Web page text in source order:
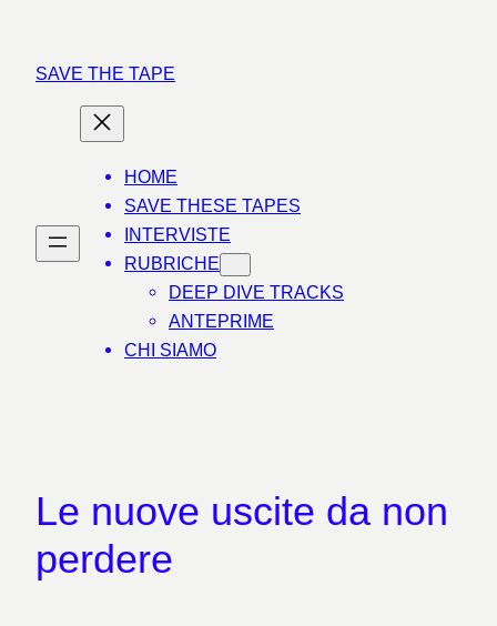
contenuto
SAVE THE TAPE
HOME
SAVE THESE TAPES
INTERVISTE
RUBRICHE
DEEP DIVE TRACKS
ANTEPRIME
CHI SIAMO
Le nuove uscite da non
perdere